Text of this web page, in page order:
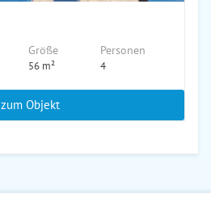
Größe
56 m²
Personen
4
zum Objekt